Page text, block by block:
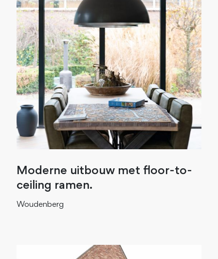
Moderne uitbouw met floor-to-
ceiling ramen.
Woudenberg